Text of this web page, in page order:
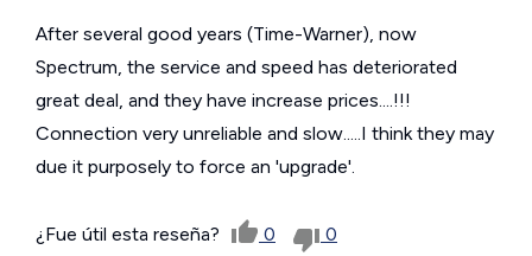
After several good years (Time-Warner), now
Spectrum, the service and speed has deteriorated
great deal, and they have increase prices....!!!
Connection very unreliable and slow.....I think they may
due it purposely to force an 'upgrade'.
¿Fue útil esta reseña? 0 0